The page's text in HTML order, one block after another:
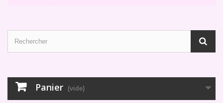
Panier (vide)